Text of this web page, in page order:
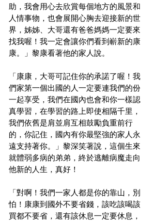
助，我會用心去欣賞每個地方的風景和
人情事物，也會展開心胸去迎接新的世
界，姊姊、大哥還有爸爸媽媽一定要來
找我喔！我一定會讓你們看到嶄新的康
康。」黎康看著他的家人說。
「康康，大哥可記住你的承諾了喔！我
們家第一個出國的人一定要連我們的份
一起享受，我們在國內也會和你一樣認
真學習，在學習的路上即使相隔千里，
我們依舊是肩並肩互相鼓勵負重前行
的，你記住，國內有你最堅強的家人永
遠支持著你。」黎深笑著說，這個生來
就體弱多病的弟弟，終於逃離病魔走向
他新的人生，真好！
「對啊！我們一家人都是你的靠山，別
怕！康康到國外不要省錢，該吃該喝該
買都不要省，還有該休息一定要休息，